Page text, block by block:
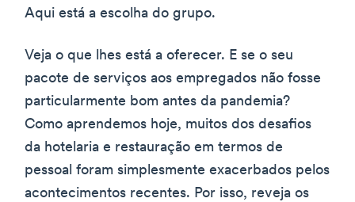
Aqui está a escolha do grupo.
Veja o que lhes está a oferecer. E se o seu
pacote de serviços aos empregados não fosse
particularmente bom antes da pandemia?
Como aprendemos hoje, muitos dos desafios
da hotelaria e restauração em termos de
pessoal foram simplesmente exacerbados pelos
acontecimentos recentes. Por isso, reveja os